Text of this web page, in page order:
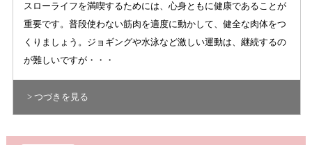
スローライフを満喫するためには、心身ともに健康であることが
重要です。普段使わない筋肉を適度に動かして、健全な肉体をつ
くりましょう。ジョギングや水泳など激しい運動は、継続するの
が難しいですが・・・
> つづきを見る